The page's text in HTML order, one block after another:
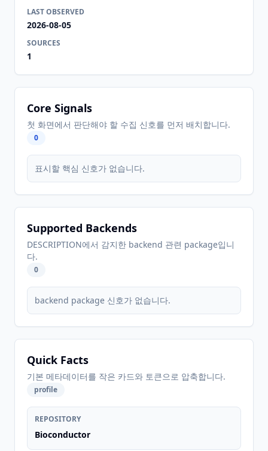
LAST OBSERVED
2026-08-05
SOURCES
1
Core Signals
첫 화면에서 판단해야 할 수집 신호를 먼저 배치합니다.
0
표시할 핵심 신호가 없습니다.
Supported Backends
DESCRIPTION에서 감지한 backend 관련 package입니
다.
0
backend package 신호가 없습니다.
Quick Facts
기본 메타데이터를 작은 카드와 토큰으로 압축합니다.
profile
REPOSITORY
Bioconductor